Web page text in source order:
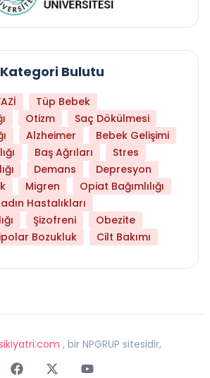
Kategori Bulutu
Tüp Bebek
Otizm
Saç Dökülmesi
Alzheimer
Bebek Gelişimi
Baş Ağrıları
Stres
Demans
Depresyon
Migren
Opiat Bağımlılığı
Hastalıkları
Şizofreni
Obezite
Bozukluk Cilt Bakımı
, bir NPGRUP sitesidir,